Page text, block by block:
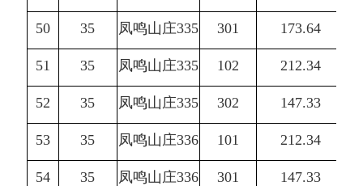
50 35 凤鸣山庄335 301 173.64
51 35 凤鸣山庄335 102 212.34
52 35 凤鸣山庄335 302 147.33
53 35 凤鸣山庄336 101 212.34
54 35 凤鸣山庄336 301 147.33